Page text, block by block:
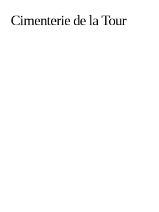
Cimenterie de la Tour